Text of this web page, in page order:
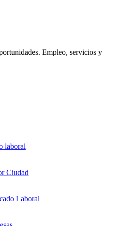
Empleo, servicios y
laboral
Ciudad
Laboral